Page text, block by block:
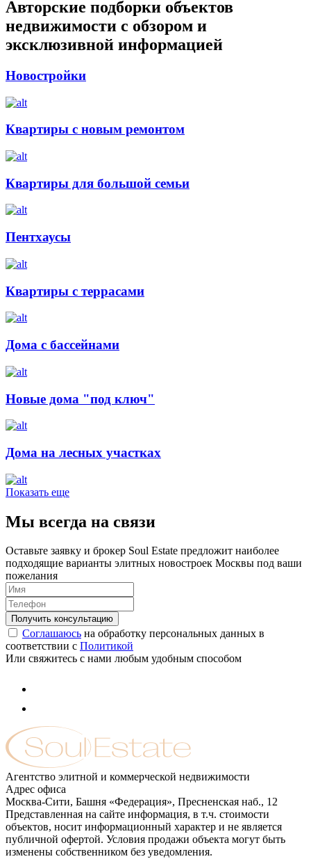
Авторские подборки объектов
недвижимости с обзором и
эксклюзивной информацией
Новостройки
Квартиры с новым ремонтом
Квартиры для большой семьи
Пентхаусы
Квартиры с террасами
Дома с бассейнами
Новые дома "под ключ"
Дома на лесных участках
Показать еще
Мы всегда на связи
Оставьте заявку и брокер Soul Estate предложит наиболее
подходящие варианты элитных новостроек Москвы под ваши
пожелания
Соглашаюсь на обработку персональных данных в
соответствии с Политикой
Или свяжитесь с нами любым удобным способом
Агентство элитной и коммерческой недвижимости
Адрес офиса
Москва-Сити, Башня «Федерация», Пресненская наб., 12
Представленная на сайте информация, в т.ч. стоимости
объектов, носит информационный характер и не является
публичной офертой. Условия продажи объекта могут быть
изменены собственником без уведомления.